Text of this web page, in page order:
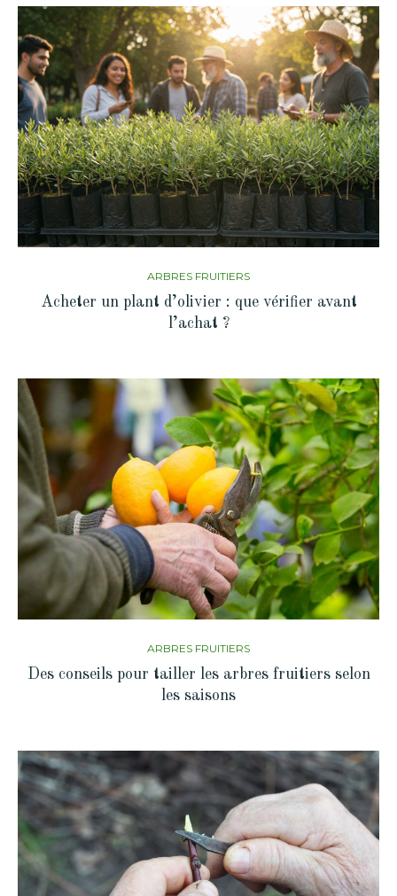
ARBRES FRUITIERS
Acheter un plant d’olivier : que vérifier avant
l’achat ?
ARBRES FRUITIERS
Des conseils pour tailler les arbres fruitiers selon
les saisons